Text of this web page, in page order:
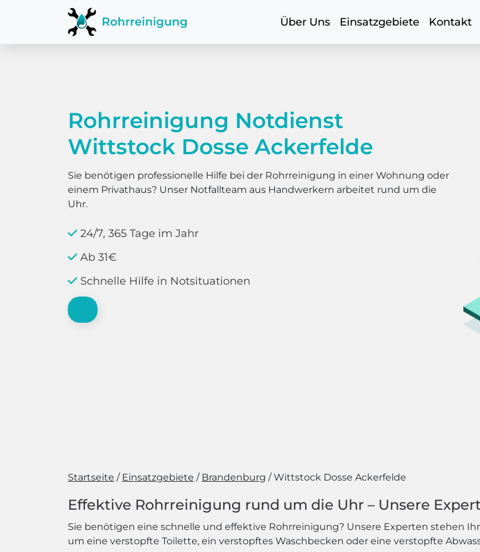
Über Uns Einsatzgebiete Kontakt
Rohrreinigung Notdienst
Wittstock Dosse Ackerfelde
Sie benötigen professionelle Hilfe bei der Rohrreinigung in einer Wohnung oder
einem Privathaus? Unser Notfallteam aus Handwerkern arbeitet rund um die
Uhr.
24/7, 365 Tage im Jahr
Ab 31€
Schnelle Hilfe in Notsituationen
Startseite Einsatzgebiete Brandenburg Wittstock Dosse Ackerfelde
Effektive Rohrreinigung rund um die Uhr – Unsere
Sie benötigen eine schnelle und effektive Rohrreinigung? Unsere Experten stehen
um eine verstopfte Toilette, ein verstopftes Waschbecken oder eine verstopfte